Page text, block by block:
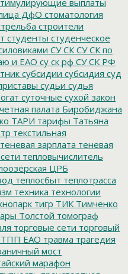
ДфО стоматология
строители
студенты студенческое
СУ СК СУ СК по
и ЕАО су ск рф СУ СК РФ
субсидии субсидия суд
судьи судья
суточные сухой закон
палата Биробиджана
ТАРИ тарифы Татьяна
текстильная
теневая зарплата теневая
тепловычислитель
ЦРБ
теплосбыт теплотрасса
техника технологии
тигр ТИК Тимченко
Толстой томограф
торговые сети торговый
ТПП ЕАО травма трагедия
мост
марафон